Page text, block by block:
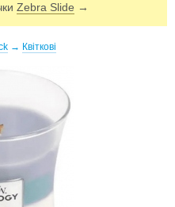
Zebra Slide →
→ Квіткові